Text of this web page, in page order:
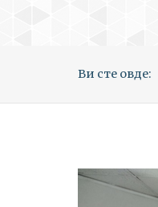
Ви сте овде: